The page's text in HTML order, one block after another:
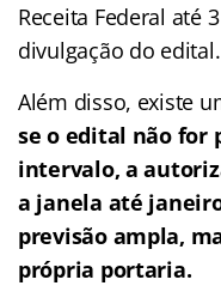
Receita Federal até
divulgação do edital.
Além disso, existe
se o edital não for
intervalo, a
a janela até
previsão ampla,
própria portaria.